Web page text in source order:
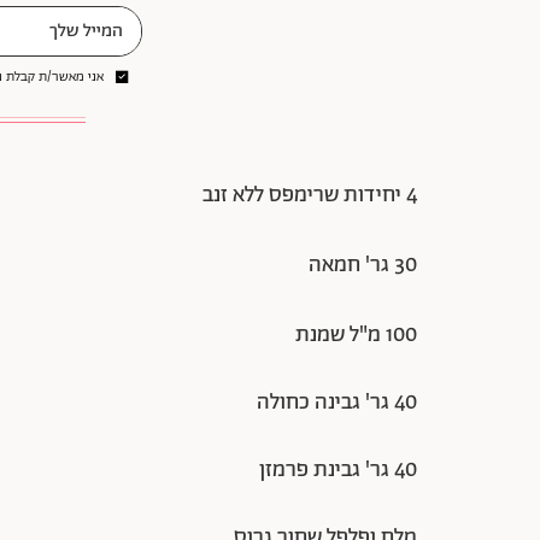
אני מאשר/ת קבלת
4 יחידות שרימפס ללא זנב
30 גר' חמאה
100 מ"ל שמנת
40 גר' גבינה כחולה
40 גר' גבינת פרמזן